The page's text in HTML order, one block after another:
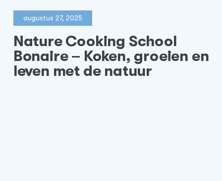
augustus 27, 2025
Nature Cooking School
Bonaire – Koken, groeien en
leven met de natuur